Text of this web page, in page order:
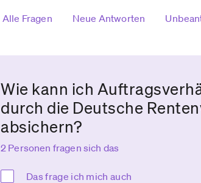
Alle Fragen Neue Antworten
Wie kann ich
durch die Deutsche
absichern?
2 Personen fragen sich das
Das frage ich mich auch